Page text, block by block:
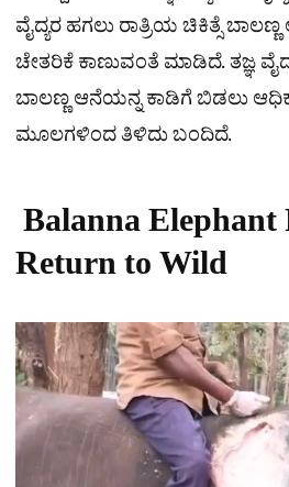
ವೈದ್ಯರ ಹಗಲು ರಾತ್ರಿಯ ಚಿಕಿತ್ಸೆ
ಚೇತರಿಕೆ ಕಾಣುವಂತೆ ಮಾಡಿದೆ. ತಜ್ಞ
ಬಾಲಣ್ಣ ಆನೆಯನ್ನ ಕಾಡಿಗೆ ಬಿಡಲು
ಮೂಲಗಳಿಂದ ತಿಳಿದು ಬಂದಿದೆ.
Balanna Elephant
Return to Wild